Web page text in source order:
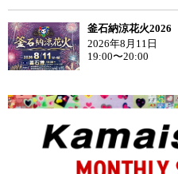
釜石納涼花火2026
2026年8月11日
19:00〜20:00